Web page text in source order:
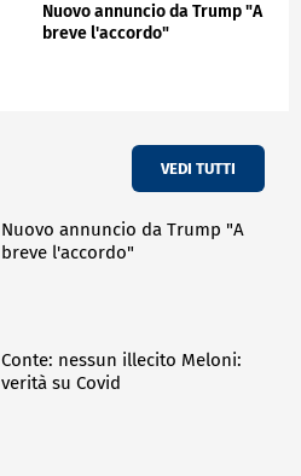
Nuovo annuncio da Trump "A
breve l'accordo"
VEDI TUTTI
Nuovo annuncio da Trump "A
breve l'accordo"
Conte: nessun illecito Meloni:
verità su Covid